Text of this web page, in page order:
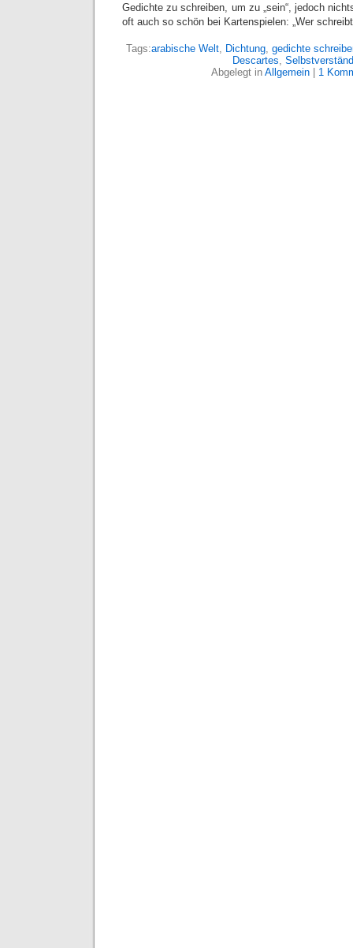
Gedichte zu schreiben, um zu „sein“, jedoch
oft auch so schön bei Kartenspielen: „Wer
Tags:arabische Welt, Dichtung, gedichte
Descartes,
Abgelegt in Allgemein| 1